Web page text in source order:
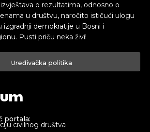
o rezultatima, odnosno o
u društvu, naročito ističući ulogu
izgradnji demokratije u Bosni i
Pusti priču neka živi!
Uređivačka politika
portala:
civilnog društva